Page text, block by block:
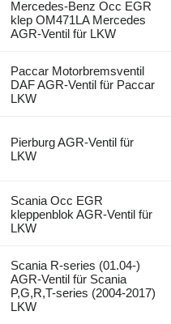
Mercedes-Benz Occ EGR
klep OM471LA Mercedes
AGR-Ventil für LKW
Paccar Motorbremsventil
DAF AGR-Ventil für Paccar
LKW
Pierburg AGR-Ventil für
LKW
Scania Occ EGR
kleppenblok AGR-Ventil für
LKW
Scania R-series (01.04-)
AGR-Ventil für Scania
P,G,R,T-series (2004-2017)
LKW